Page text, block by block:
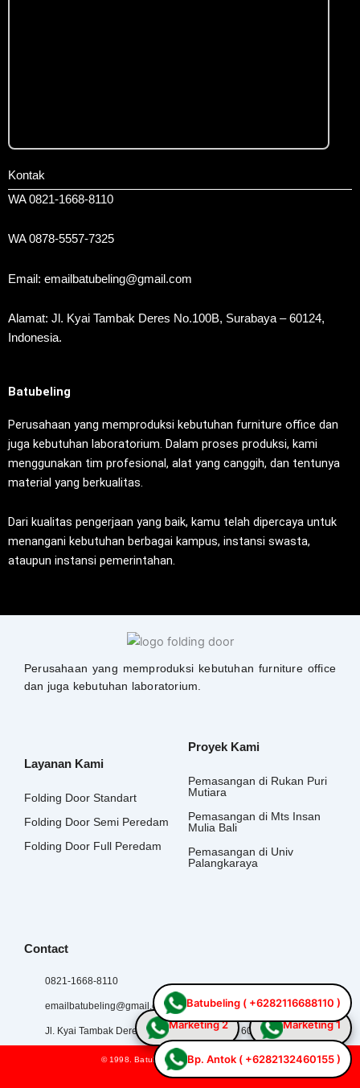
Kontak
WA 0821-1668-8110
WA 0878-5557-7325
Email: emailbatubeling@gmail.com
Alamat: Jl. Kyai Tambak Deres No.100B, Surabaya – 60124,
Indonesia.
Batubeling
Perusahaan yang memproduksi kebutuhan furniture office dan
juga kebutuhan laboratorium. Dalam proses produksi, kami
menggunakan tim profesional, alat yang canggih, dan tentunya
material yang berkualitas.
Dari kualitas pengerjaan yang baik, kamu telah dipercaya untuk
menangani kebutuhan berbagai kampus, instansi swasta,
ataupun instansi pemerintahan.
Marketing 1
Marketing 2
Perusahaan yang memproduksi kebutuhan furniture office
dan juga kebutuhan laboratorium.
Layanan Kami
Folding Door Standart
Folding Door Semi Peredam
Folding Door Full Peredam
Proyek Kami
Pemasangan di Rukan Puri
Mutiara
Pemasangan di Mts Insan
Mulia Bali
Pemasangan di Univ
Palangkaraya
Contact
0821-1668-8110
emailbatubeling@gmail.co
Jl. Kyai Tambak Deres No.100B, Surabaya – 60124, Indonesia
© 1998. BatuBeling. All Rights Reserved.
Batubeling ( +6282116688110 )
Bp. Antok ( +6282132460155 )